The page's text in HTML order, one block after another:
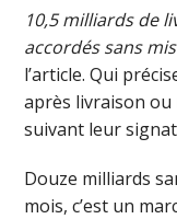
10,5 milliards de
accordés sans
l’article. Qui
après livraison ou
suivant leur
Douze milliards
mois, c’est un